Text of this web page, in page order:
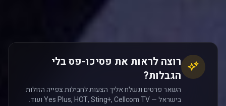
רוצה לראות את פסיכו-פס בלי
הגבלות?
השאר פרטים ונשלח אליך הצעות לחבילות צפייה הזולות
בישראל — Yes Plus, HOT, Sting+, Cellcom TV ועוד.